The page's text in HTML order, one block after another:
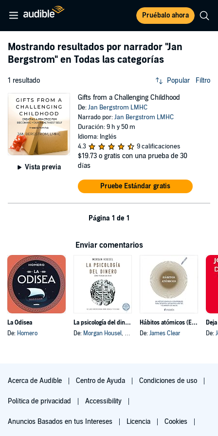
Pruébalo ahora
Mostrando resultados por narrador "Jan
Bergstrom" en Todas las categorías
1 resultado Popular Filtro
Vista previa
Gifts from a Challenging Childhood
De:Jan Bergstrom LMHC
Narrado por:Jan Bergstrom LMHC
Duración: 9 h y 50 m
Idioma: Inglés
4.3
9 calificaciones
$19.73 o gratis con una prueba de 30
días
Pruebe Estándar gratis
Página 1 de 1
Enviar comentarios
La Odisea
De: Homero
La psicología del dinero
De: Morgan Housel, y otros
Hábitos atómicos (Español neutro)
De: James Clear
De:
Acerca de Audible Centro de Ayuda Condiciones de uso
Política de privacidad Accessibility
Anuncios Basados en tus Intereses Licencia Cookies